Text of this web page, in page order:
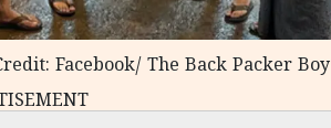
Facebook/ The Back Packer Boy